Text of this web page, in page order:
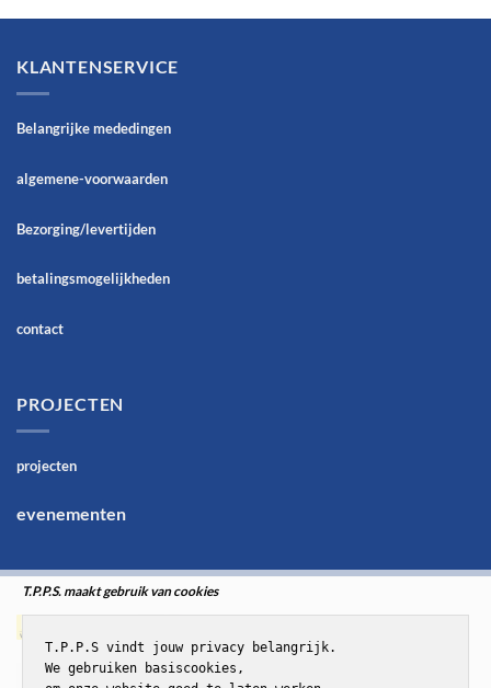
KLANTENSERVICE
Belangrijke mededingen
algemene-voorwaarden
Bezorging/levertijden
betalingsmogelijkheden
contact
PROJECTEN
projecten
evenementen
T.P.P.S. maakt gebruik van cookies
T.P.P.S vindt jouw privacy belangrijk.
We gebruiken basiscookies,